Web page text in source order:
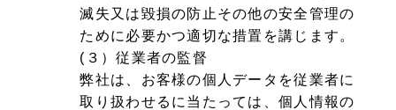
滅失又は毀損の防止その他の安全管理の
ために必要かつ適切な措置を講じます。
(３）従業者の監督
弊社は、お客様の個人データを従業者に
取り扱わせるに当たっては、個人情報の